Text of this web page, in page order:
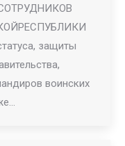
защиты
воинских